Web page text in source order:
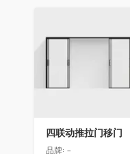
四联动推拉门移门
品牌: -